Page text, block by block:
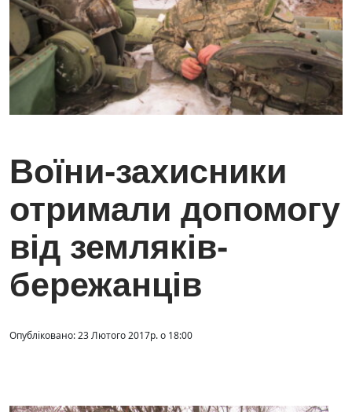
Воїни-захисники
отримали допомогу
від земляків-
бережанців
Опубліковано: 23 Лютого 2017р. о 18:00